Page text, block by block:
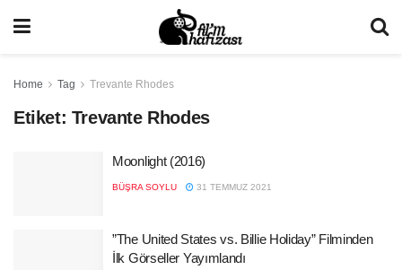
Home Tag Trevante Rhodes
Etiket: Trevante Rhodes
Moonlight (2016)
BÜŞRA SOYLU 31 TEMMUZ 2021
”The United States vs. Billie Holiday” Filminden
İlk Görseller Yayımlandı